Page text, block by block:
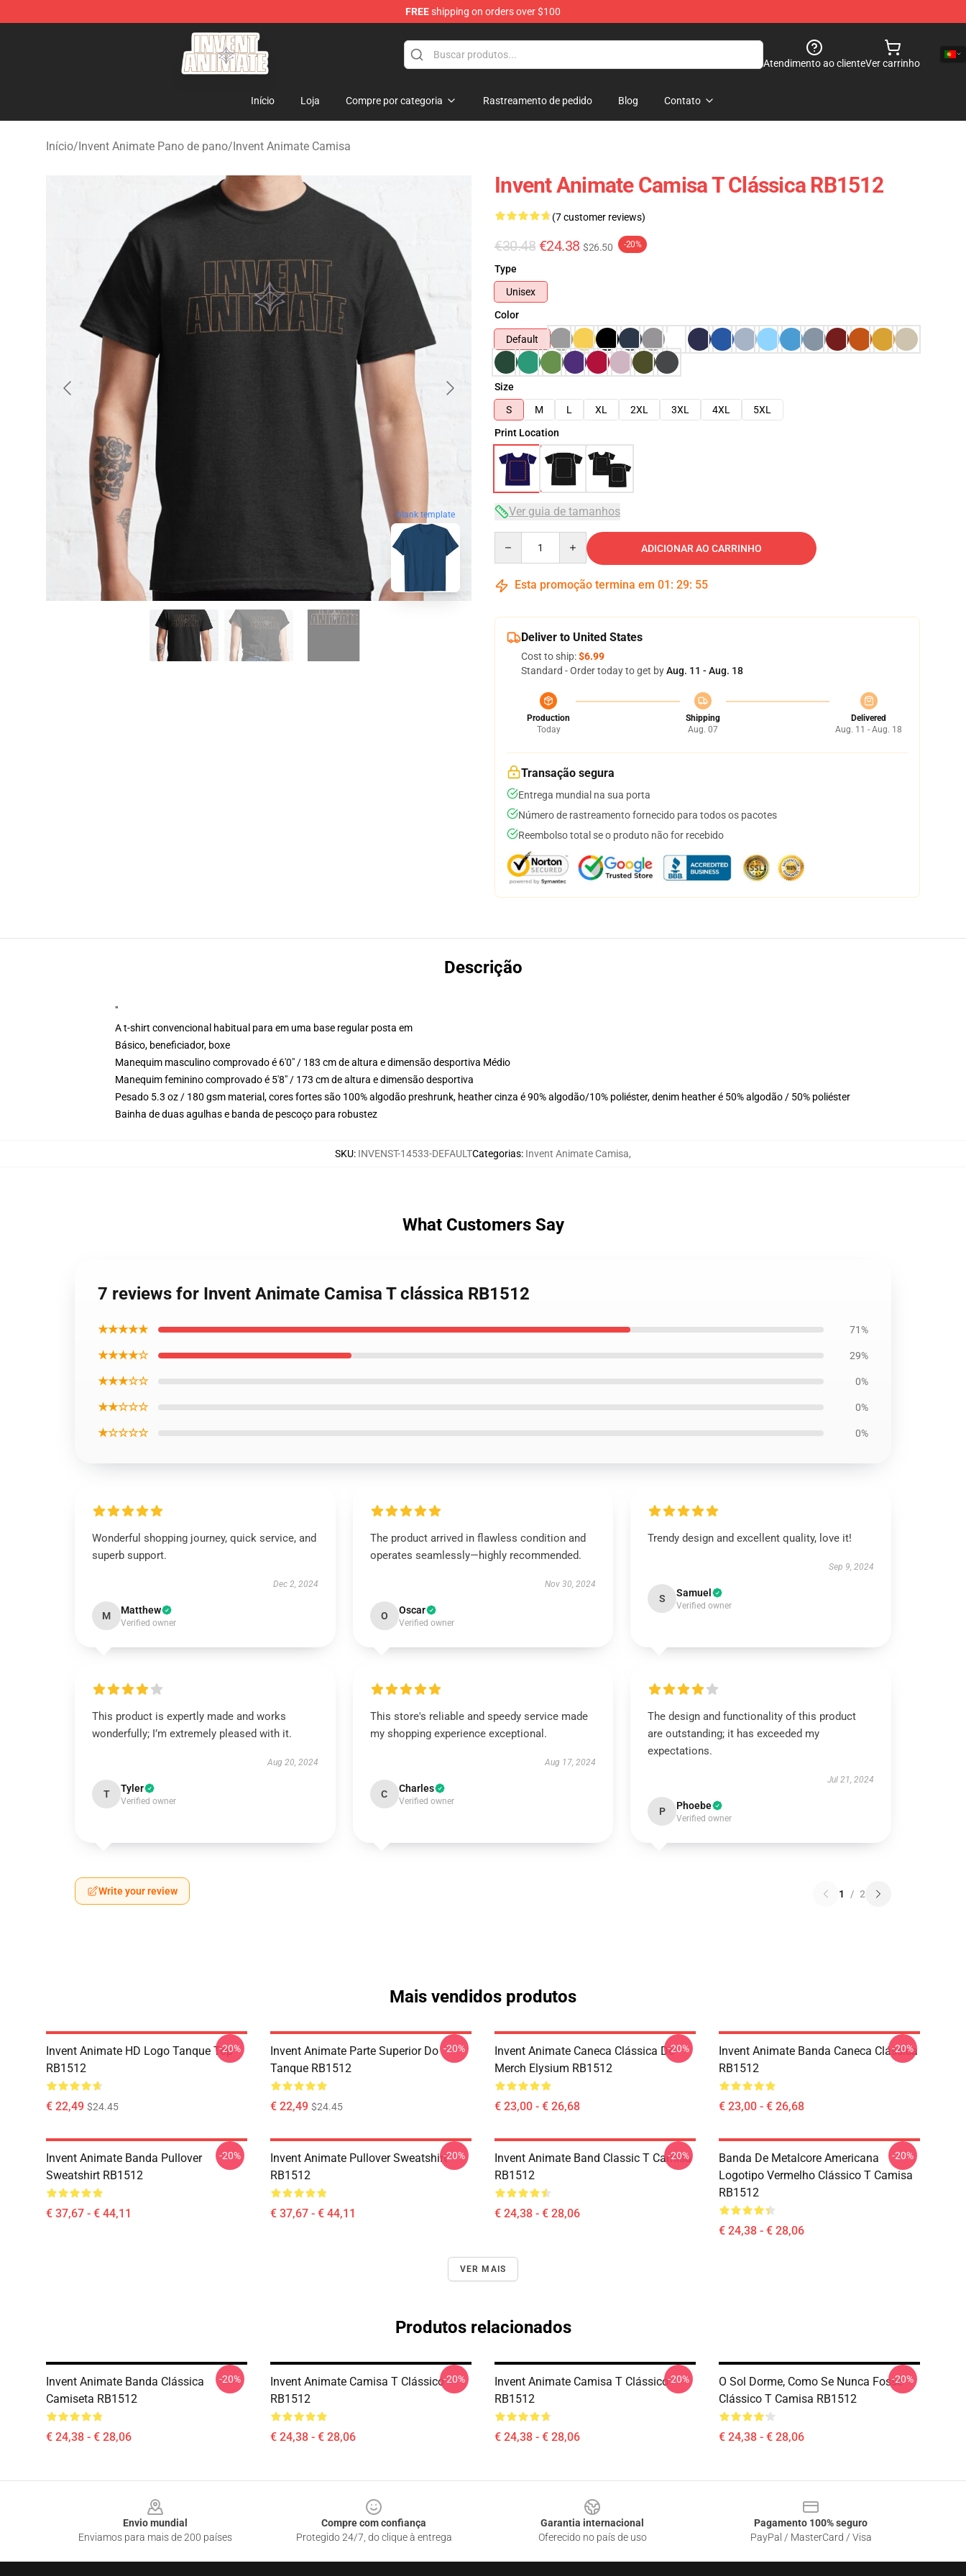
FREEshipping on orders over $100
Invent Animate Shop - Official Invent Animate Merchandise Store
Atendimento ao clienteVer carrinho
Início Loja Compre por categoria Rastreamento de pedido Blog Contato
Início/Invent Animate Pano de pano/Invent Animate Camisa
blank template
Invent Animate Camisa T Clássica RB1512
(7 customer reviews)
€30.48 €24.38 $26.50 -20%
Type
Unisex
Color
Default
Size
S
M L XL 2XL 3XL 4XL
5XL
Print Location
Ver guia de tamanhos
ADICIONAR AO CARRINHO
Esta promoção termina em 01 : 29: 54
Deliver to United States
Cost to ship:$6.99
Standard - Order today to get byAug. 11 - Aug. 18
Production
Today
Shipping
Aug. 07
Delivered
Aug. 11 - Aug. 18
Transação segura
Entrega mundial na sua porta
Número de rastreamento fornecido para todos os pacotes
Reembolso total se o produto não for recebido
Descrição
"
A t-shirt convencional habitual para em uma base regular posta em
Básico, beneficiador, boxe
Manequim masculino comprovado é 6'0" / 183 cm de altura e dimensão desportiva Médio
Manequim feminino comprovado é 5'8" / 173 cm de altura e dimensão desportiva
Pesado 5.3 oz / 180 gsm material, cores fortes são 100% algodão preshrunk, heather cinza é 90% algodão/10% poliéster, denim heather é 50% algodão / 50% poliéster
Bainha de duas agulhas e banda de pescoço para robustez
SKU: INVENST-14533-DEFAULTCategorias: Invent Animate Camisa,
What Customers Say
7 reviews for Invent Animate Camisa T clássica RB1512
★★★★★ 71%
★★★★☆ 29%
★★★☆☆ 0%
★★☆☆☆ 0%
★☆☆☆☆ 0%
Wonderful shopping journey, quick service, and
superb support.
Dec 2, 2024
M Matthew
Verified owner
The product arrived in flawless condition and
operates seamlessly—highly recommended.
Nov 30, 2024
O Oscar
Verified owner
Trendy design and excellent quality, love it!
Sep 9, 2024
S Samuel
Verified owner
This product is expertly made and works
wonderfully; I’m extremely pleased with it.
Aug 20, 2024
T Tyler
Verified owner
This store's reliable and speedy service made
my shopping experience exceptional.
Aug 17, 2024
C Charles
Verified owner
The design and functionality of this product
are outstanding; it has exceeded my
expectations.
Jul 21, 2024
P Phoebe
Verified owner
Write your review 1 / 2
Mais vendidos produtos
Invent Animate HD Logo Tanque Top
RB1512
€ 22,49 $24.45
-20%
Invent Animate Parte Superior Do
Tanque RB1512
€ 22,49 $24.45
-20%
Invent Animate Caneca Clássica De
Merch Elysium RB1512
€ 23,00 - € 26,68
-20%
Invent Animate Banda Caneca Clássica
RB1512
€ 23,00 - € 26,68
-20%
Invent Animate Banda Pullover
Sweatshirt RB1512
€ 37,67 - € 44,11
-20%
Invent Animate Pullover Sweatshirt
RB1512
€ 37,67 - € 44,11
-20%
Invent Animate Band Classic T Camisa
RB1512
€ 24,38 - € 28,06
-20%
Banda De Metalcore Americana
Logotipo Vermelho Clássico T Camisa
RB1512
€ 24,38 - € 28,06
-20%
VER MAIS
Produtos relacionados
Invent Animate Banda Clássica
Camiseta RB1512
€ 24,38 - € 28,06
-20%
Invent Animate Camisa T Clássico
RB1512
€ 24,38 - € 28,06
-20%
Invent Animate Camisa T Clássico
RB1512
€ 24,38 - € 28,06
-20%
O Sol Dorme, Como Se Nunca Fosse
Clássico T Camisa RB1512
€ 24,38 - € 28,06
-20%
Envio mundial
Enviamos para mais de 200 países
Compre com confiança
Protegido 24/7, do clique à entrega
Garantia internacional
Oferecido no país de uso
Pagamento 100% seguro
PayPal / MasterCard / Visa